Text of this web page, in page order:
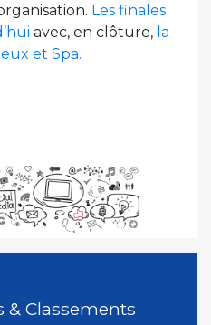
Les finales
avec, en clôture, la
et Spa.
& Classements